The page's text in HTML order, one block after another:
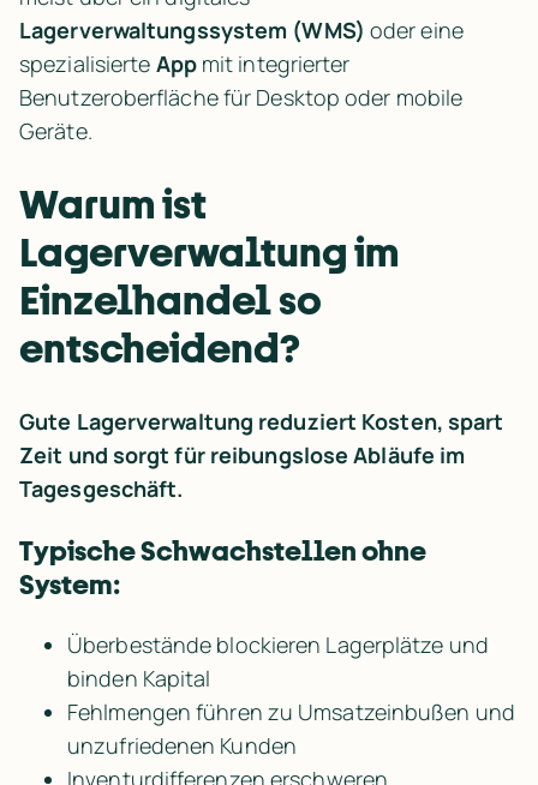
Lagerverwaltungssystem (WMS) oder eine
spezialisierte App mit integrierter
Benutzeroberfläche für Desktop oder mobile
Geräte.
Warum ist
Lagerverwaltung im
Einzelhandel so
entscheidend?
Gute Lagerverwaltung reduziert Kosten, spart
Zeit und sorgt für reibungslose Abläufe im
Tagesgeschäft.
Typische Schwachstellen ohne
System:
Überbestände blockieren Lagerplätze und
binden Kapital
Fehlmengen führen zu Umsatzeinbußen und
unzufriedenen Kunden
Inventurdifferenzen erschweren